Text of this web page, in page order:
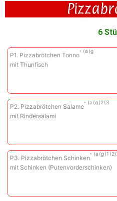
6
P1. Pizzabrötchen Tonno
a g
mit Thunfisch
P2. Pizzabrötchen Salame
a g 2 3
mit Rindersalami
P3. Pizzabrötchen Schinken
a g 1 2
mit Schinken (Putenvorderschinken)